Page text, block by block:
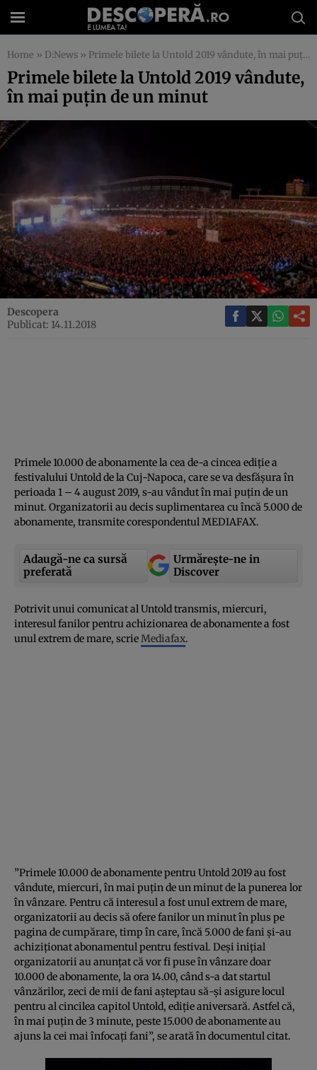
Home » D:News » Primele bilete la Untold 2019 vândute, în mai puţin de un minut
Primele bilete la Untold 2019 vândute,
în mai puţin de un minut
Descopera
Publicat: 14.11.2018
Primele 10.000 de abonamente la cea de-a cincea ediţie a
festivalului Untold de la Cuj-Napoca, care se va desfăşura în
perioada 1 – 4 august 2019, s-au vândut în mai puţin de un
minut. Organizatorii au decis suplimentarea cu încă 5.000 de
abonamente, transmite corespondentul MEDIAFAX.
Adaugă-ne ca sursă
preferată
Urmărește-ne in
Discover
Potrivit unui comunicat al Untold transmis, miercuri,
interesul fanilor pentru achizionarea de abonamente a fost
unul extrem de mare, scrieMediafax.
”Primele 10.000 de abonamente pentru Untold 2019 au fost
vândute, miercuri, în mai puţin de un minut de la punerea lor
în vânzare. Pentru că interesul a fost unul extrem de mare,
organizatorii au decis să ofere fanilor un minut în plus pe
pagina de cumpărare, timp în care, încă 5.000 de fani şi-au
achiziţionat abonamentul pentru festival. Deşi iniţial
organizatorii au anunţat că vor fi puse în vânzare doar
10.000 de abonamente, la ora 14.00, când s-a dat startul
vânzărilor, zeci de mii de fani aşteptau să-şi asigure locul
pentru al cincilea capitol Untold, ediţie aniversară. Astfel că,
în mai puţin de 3 minute, peste 15.000 de abonamente au
ajuns la cei mai înfocaţi fani”, se arată în documentul citat.